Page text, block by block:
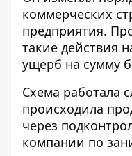
коммерческих
предприятия.
такие действия
ущерб на сумму
Схема работала
происходила
через
компании по